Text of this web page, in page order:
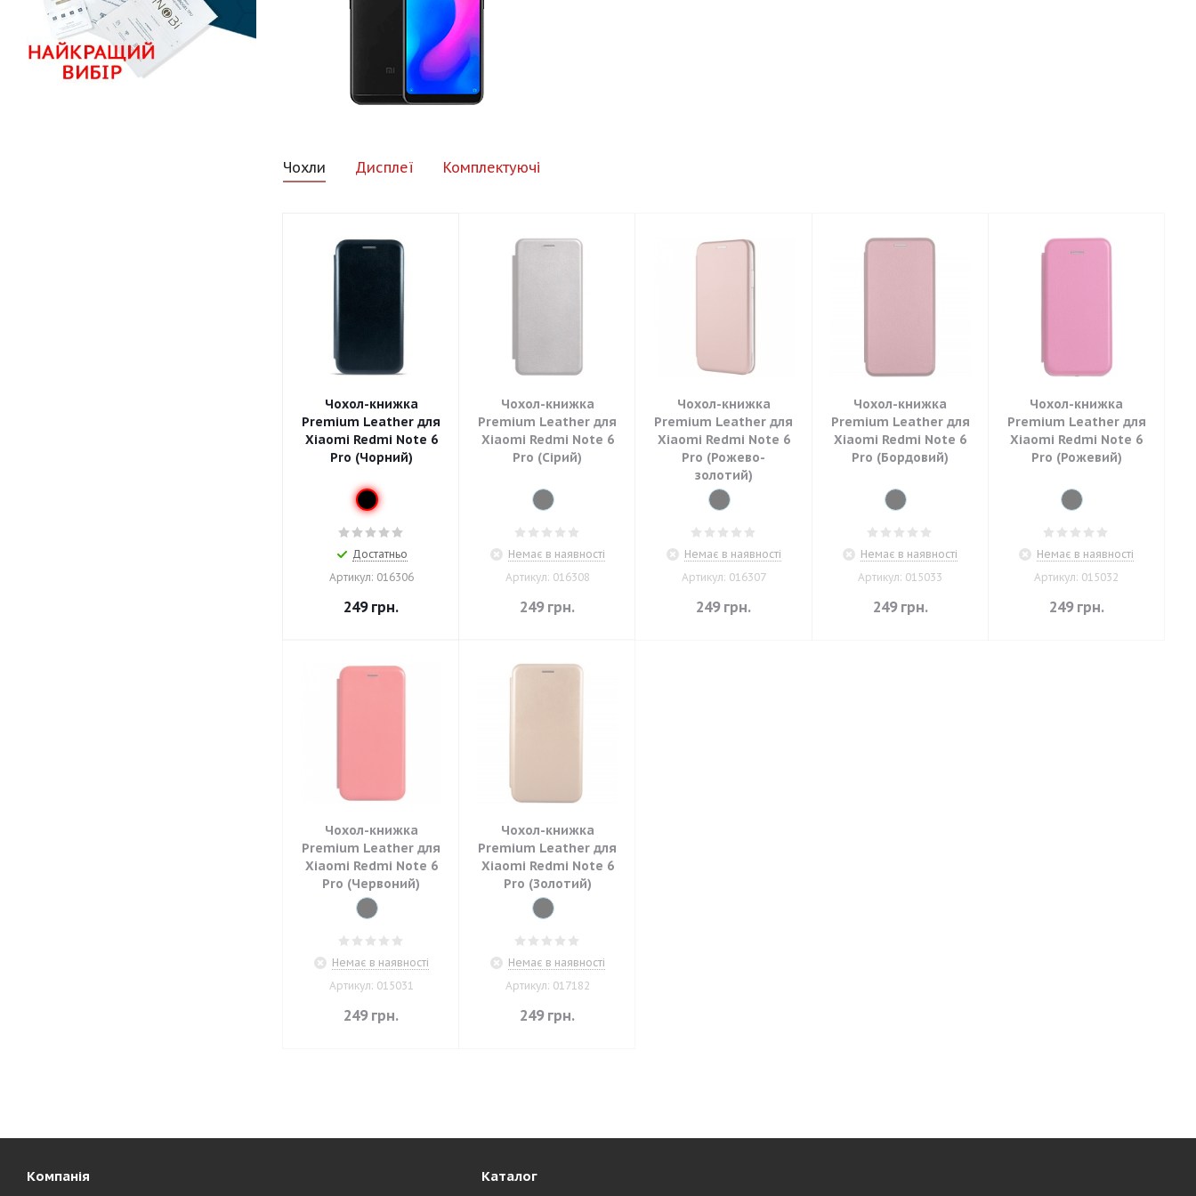
Чохли Дисплеї Комплектуючі
Чохол-книжка
Premium Leather для
Xiaomi Redmi Note 6
Pro (Чорний)
Достатньо
Артикул: 016306
249грн.
Чохол-книжка
Premium Leather для
Xiaomi Redmi Note 6
Pro (Сірий)
Немає в наявності
Артикул: 016308
249грн.
Чохол-книжка
Premium Leather для
Xiaomi Redmi Note 6
Pro (Рожево-
золотий)
Немає в наявності
Артикул: 016307
249грн.
Чохол-книжка
Premium Leather для
Xiaomi Redmi Note 6
Pro (Бордовий)
Немає в наявності
Артикул: 015033
249грн.
Чохол-книжка
Premium Leather для
Xiaomi Redmi Note 6
Pro (Рожевий)
Немає в наявності
Артикул: 015032
249грн.
Чохол-книжка
Premium Leather для
Xiaomi Redmi Note 6
Pro (Червоний)
Немає в наявності
Артикул: 015031
249грн.
Чохол-книжка
Premium Leather для
Xiaomi Redmi Note 6
Pro (Золотий)
Немає в наявності
Артикул: 017182
249грн.
Компанія Каталог